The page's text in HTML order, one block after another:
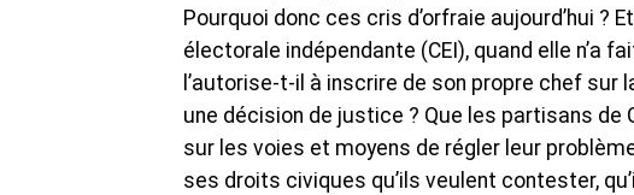
Pourquoi donc ces cris d’orfraie aujourd’hui
électorale indépendante (CEI), quand elle n’a
l’autorise-t-il à inscrire de son propre chef sur
une décision de justice ? Que les partisans
sur les voies et moyens de régler leur
ses droits civiques qu’ils veulent contester,